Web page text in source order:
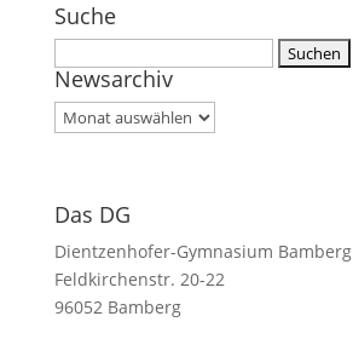
Suche
nach:
Newsarchiv
Newsarchiv
Das DG
Dientzenhofer-Gymnasium Bamberg
Feldkirchenstr. 20-22
96052 Bamberg